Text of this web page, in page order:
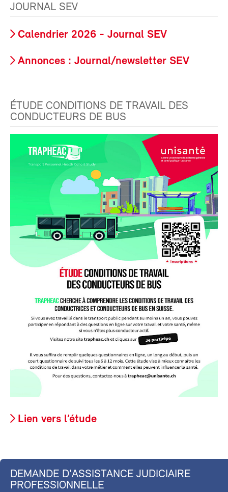
JOURNAL SEV
Calendrier 2026 - Journal SEV
Annonces : Journal/newsletter SEV
ÉTUDE CONDITIONS DE TRAVAIL DES
CONDUCTEURS DE BUS
Lien vers l’étude
DEMANDE D'ASSISTANCE JUDICIAIRE
PROFESSIONNELLE